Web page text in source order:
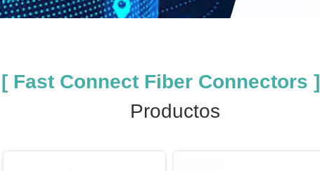
[ Fast Connect Fiber Connectors ]
Productos